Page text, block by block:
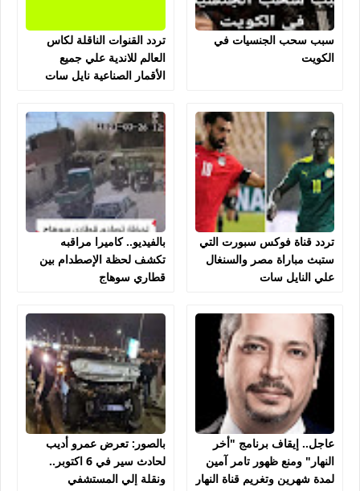
سبب سحب الجنسيات في
الكويت
تردد القنوات الناقلة لكاس
العالم للاندية علي جميع
الأقمار الصناعية نايل سات
تردد قناة فوكس سبورت التي
ستبث مباراة مصر والسنغال
علي النايل سات
بالفيديو.. كاميرا مراقبه
تكشف لحظة الإصطدام بين
قطاري سوهاج
عاجل.. إيقاف برنامج "أخر
النهار" ومنع ظهور تامر آمين
لمدة شهرين وتغريم قناة النهار
بالصور: تعرض عمرو أديب
لحادث سير في 6 اكتوبر..
ونقلة إلي المستشفي